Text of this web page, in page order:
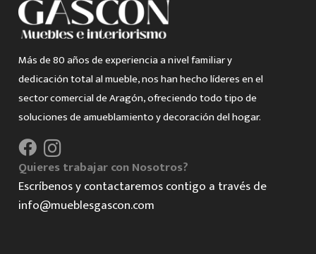
Más de 80 años de experiencia a nivel familiar y
dedicación total al mueble, nos han hecho líderes en el
sector comercial de Aragón, ofreciendo todo tipo de
soluciones de amueblamiento y decoración del hogar.
Quieres trabajar con Nosotros?
Escríbenos y contactaremos contigo a través de
info@mueblesgascon.com